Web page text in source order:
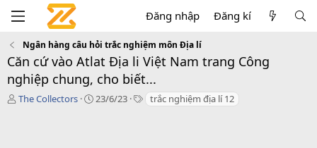
Đăng nhập Đăng kí
Ngân hàng câu hỏi trắc nghiệm môn Địa lí
Căn cứ vào Atlat Địa li Việt Nam trang Công
nghiệp chung, cho biết...
T
The Collectors
C
23/6/23
T trắc nghiệm địa lí 12